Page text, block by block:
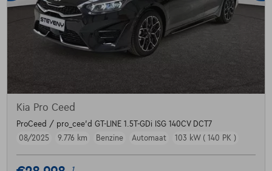
Kia Pro Ceed
ProCeed / pro_cee'd GT-LINE 1.5T-GDi ISG 140CV DCT7
08/2025
9.776 km Benzine Automaat 103 kW ( 140 PK )